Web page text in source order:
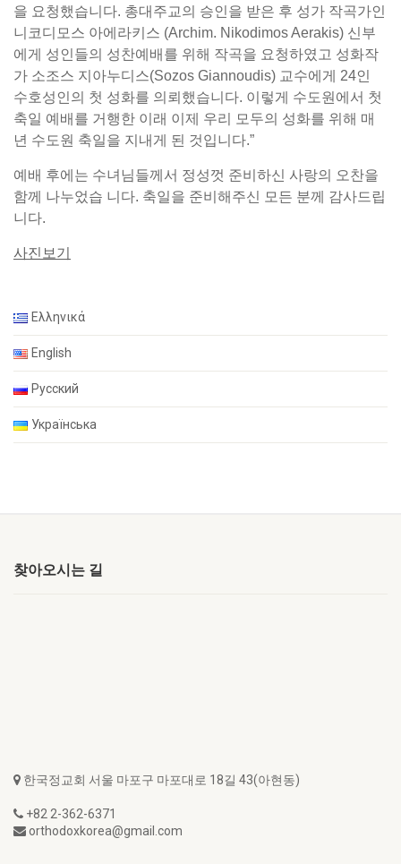
을 요청했습니다. 총대주교의 승인을 받은 후 성가 작곡가인
니코디모스 아에라키스 (Archim. Nikodimos Aerakis) 신부
에게 성인들의 성찬예배를 위해 작곡을 요청하였고 성화작
가 소조스 지아누디스(Sozos Giannoudis) 교수에게 24인
수호성인의 첫 성화를 의뢰했습니다. 이렇게 수도원에서 첫
축일 예배를 거행한 이래 이제 우리 모두의 성화를 위해 매
년 수도원 축일을 지내게 된 것입니다.”
예배 후에는 수녀님들께서 정성껏 준비하신 사랑의 오찬을
함께 나누었습 니다. 축일을 준비해주신 모든 분께 감사드립
니다.
사진보기
Ελληνικά
English
Русский
Українська
찾아오시는 길
한국정교회 서울 마포구 마포대로 18길 43(아현동)
+82 2-362-6371
orthodoxkorea@gmail.com